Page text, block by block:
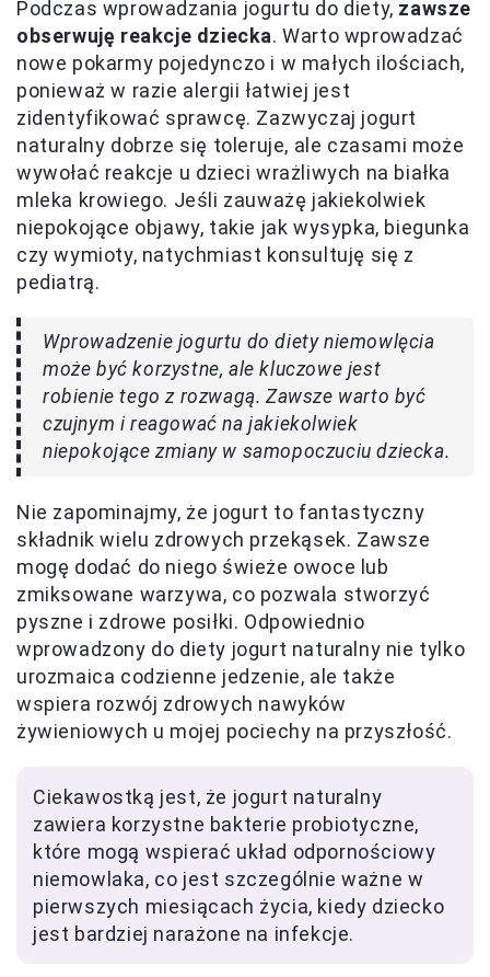
Podczas wprowadzania jogurtu do diety, zawsze
obserwuję reakcje dziecka. Warto wprowadzać
nowe pokarmy pojedynczo i w małych ilościach,
ponieważ w razie alergii łatwiej jest
zidentyfikować sprawcę. Zazwyczaj jogurt
naturalny dobrze się toleruje, ale czasami może
wywołać reakcje u dzieci wrażliwych na białka
mleka krowiego. Jeśli zauważę jakiekolwiek
niepokojące objawy, takie jak wysypka, biegunka
czy wymioty, natychmiast konsultuję się z
pediatrą.
Wprowadzenie jogurtu do diety niemowlęcia
może być korzystne, ale kluczowe jest
robienie tego z rozwagą. Zawsze warto być
czujnym i reagować na jakiekolwiek
niepokojące zmiany w samopoczuciu dziecka.
Nie zapominajmy, że jogurt to fantastyczny
składnik wielu zdrowych przekąsek. Zawsze
mogę dodać do niego świeże owoce lub
zmiksowane warzywa, co pozwala stworzyć
pyszne i zdrowe posiłki. Odpowiednio
wprowadzony do diety jogurt naturalny nie tylko
urozmaica codzienne jedzenie, ale także
wspiera rozwój zdrowych nawyków
żywieniowych u mojej pociechy na przyszłość.
Ciekawostką jest, że jogurt naturalny
zawiera korzystne bakterie probiotyczne,
które mogą wspierać układ odpornościowy
niemowlaka, co jest szczególnie ważne w
pierwszych miesiącach życia, kiedy dziecko
jest bardziej narażone na infekcje.